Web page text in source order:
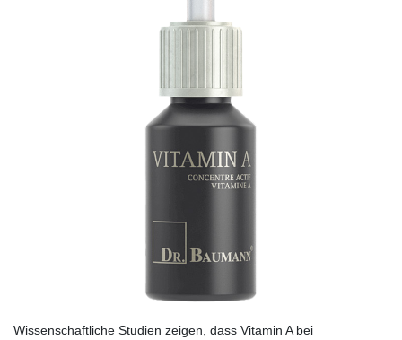
Wissenschaftliche Studien zeigen, dass Vitamin A bei